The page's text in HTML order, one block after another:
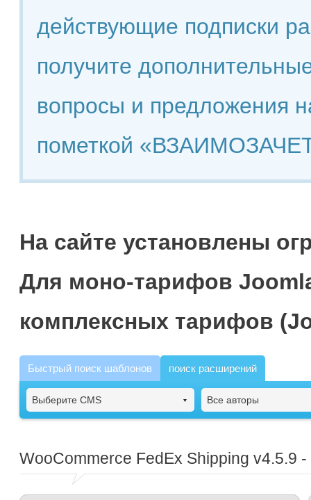
действующие подписки
получите
вопросы и предложения
пометкой
На сайте установлены
Для моно-тарифов
комплексных тарифов
Быстрый поиск шаблонов поиск расширений
Выберите CMS Все авторы
WooCommerce FedEx Shipping v4.5.9 -